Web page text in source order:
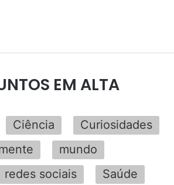
EM ALTA
Ciência
Curiosidades
mundo
redes sociais
Saúde